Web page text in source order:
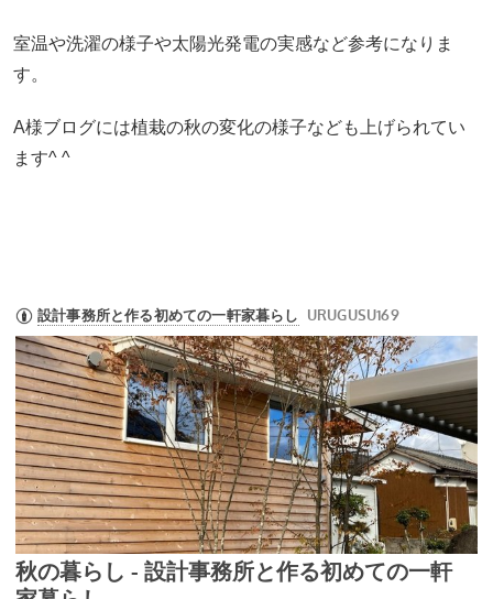
室温や洗濯の様子や太陽光発電の実感など参考になりま
す。
A様ブログには植栽の秋の変化の様子なども上げられてい
ます^ ^